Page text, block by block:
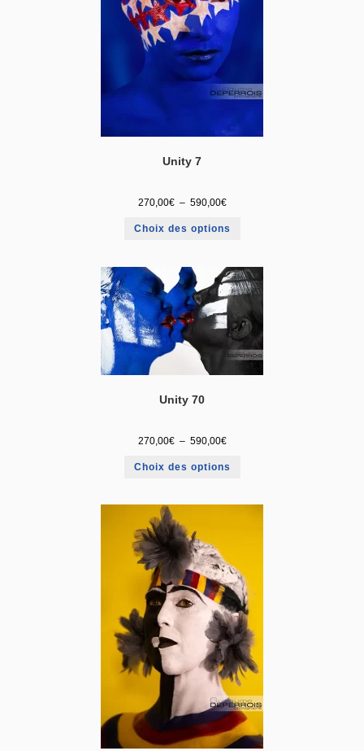
Unity 7
270,00€ – 590,00€
Choix des options
Unity 70
270,00€ – 590,00€
Choix des options